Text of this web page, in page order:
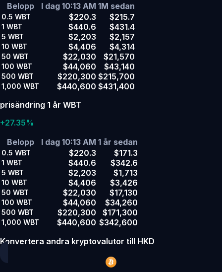
Belopp
I dag 10:13 AM 1M sedan
0.5 WBT $220.3 $215.7
1 WBT $440.6 $431.4
5 WBT $2,203 $2,157
10 WBT $4,406 $4,314
50 WBT $22,030 $21,570
100 WBT $44,060 $43,140
500 WBT $220,300 $215,700
1,000 WBT $440,600 $431,400
prisändring 1 år WBT
+27.35%
Belopp
I dag 10:13 AM 1 år sedan
0.5 WBT $220.3 $171.3
1 WBT $440.6 $342.6
5 WBT $2,203 $1,713
10 WBT $4,406 $3,426
50 WBT $22,030 $17,130
100 WBT $44,060 $34,260
500 WBT $220,300 $171,300
1,000 WBT $440,600 $342,600
Konvertera andra kryptovalutor till HKD